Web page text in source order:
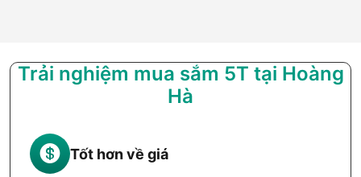
Trải nghiệm mua sắm 5T tại Hoàng
Hà
Tốt hơn về giá